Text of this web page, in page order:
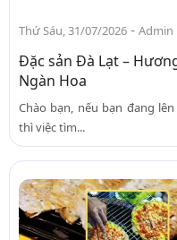
Thứ Sáu, 31/07/2026 - Admin
Đặc sản Đà Lạt –
Ngàn Hoa
Chào bạn, nếu bạn đang
thì việc tìm...